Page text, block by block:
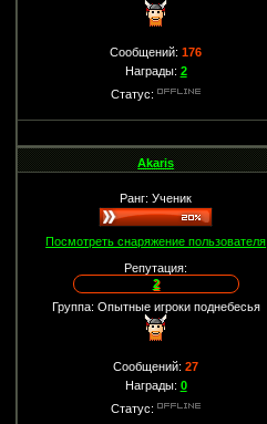
Сообщений:176
Награды: 2
Статус:
Akaris
Ранг: Ученик
Посмотреть снаряжение пользователя
Репутация:
2
Группа: Опытные игроки поднебесья
Сообщений:27
Награды: 0
Статус: